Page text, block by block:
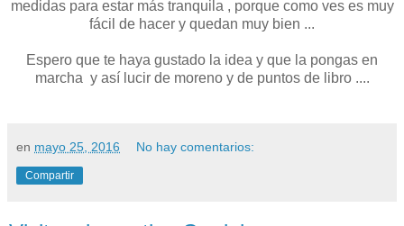
medidas para estar más tranquila , porque como ves es muy
fácil de hacer y quedan muy bien ...
Espero que te haya gustado la idea y que la pongas en
marcha y así lucir de moreno y de puntos de libro ....
en mayo 25, 2016 No hay comentarios:
Compartir